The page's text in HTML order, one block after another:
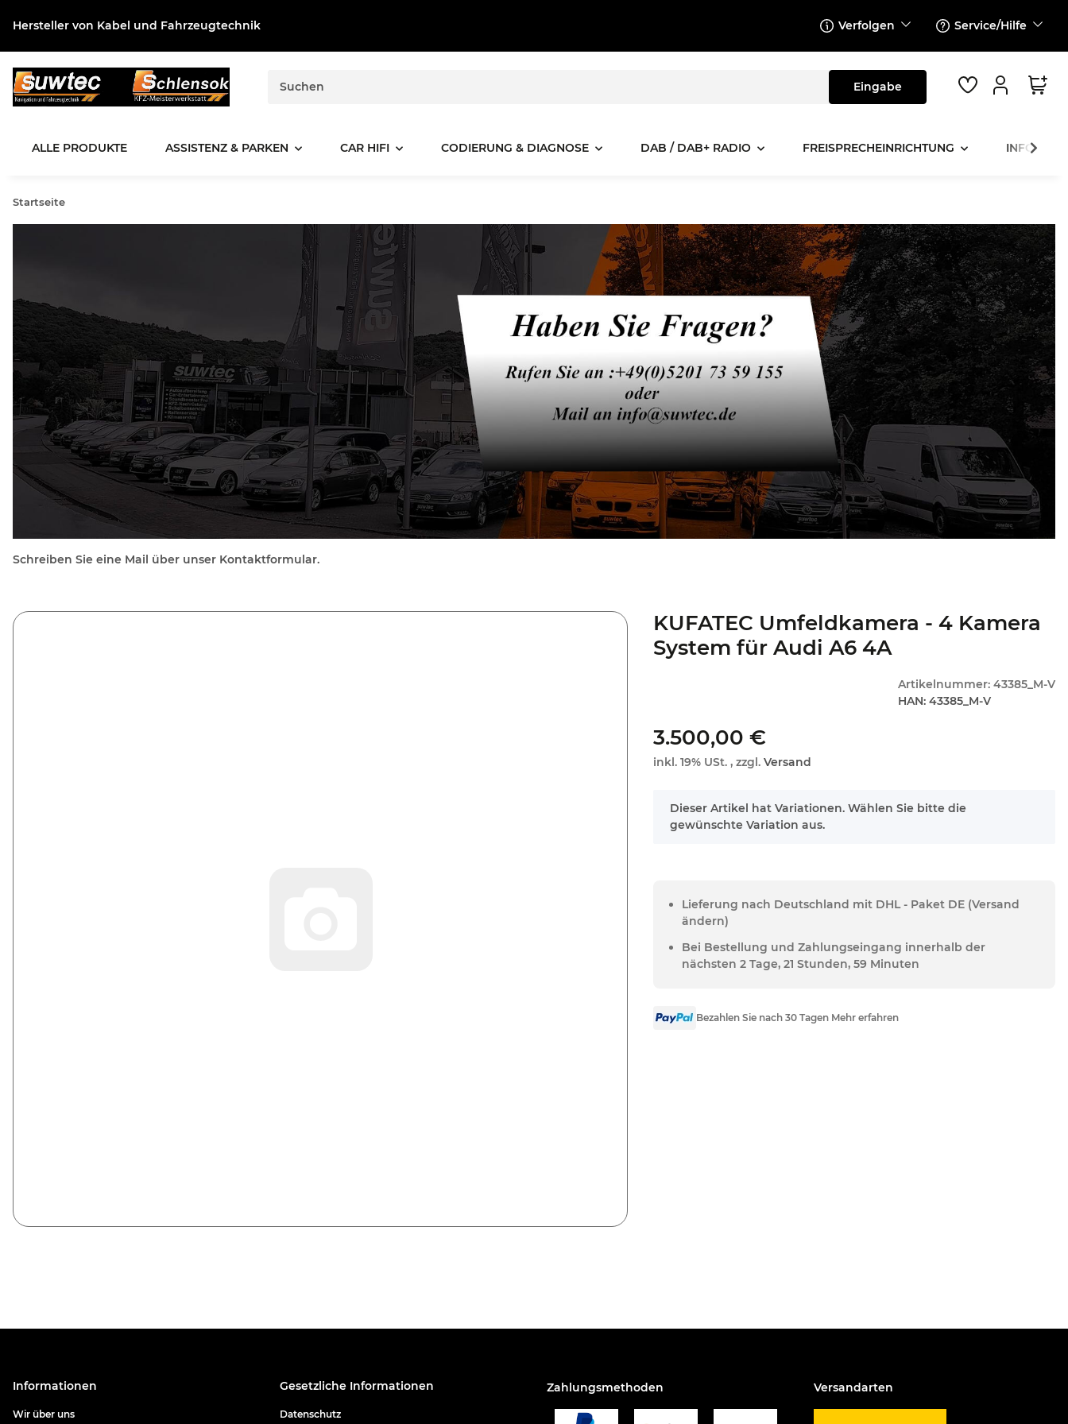
Hersteller von Kabel und Fahrzeugtechnik Verfolgen Service/Hilfe
ALLE PRODUKTE ASSISTENZ & PARKEN CAR HIFI CODIERUNG & DIAGNOSE DAB / DAB+ RADIO FREISPRECHEINRICHTUNG
Startseite
Schreiben Sie eine Mail über unser Kontaktformular.
KUFATEC Umfeldkamera - 4 Kamera
System für Audi A6 4A
Artikelnummer: 43385_M-V
HAN: 43385_M-V
3.500,00 €
inkl. 19% USt. , zzgl.Versand
x
Dieser Artikel hat Variationen. Wählen Sie bitte die
gewünschte Variation aus.
Lieferung nach Deutschland mit DHL - Paket DE (Versand
ändern)
Bei Bestellung und Zahlungseingang innerhalb der
nächsten 2 Tage, 21 Stunden, 59 Minuten
Bezahlen Sie nach 30 Tagen Mehr erfahren
Informationen
Wir über uns
Gesetzliche Informationen
Datenschutz
Zahlungsmethoden Versandarten